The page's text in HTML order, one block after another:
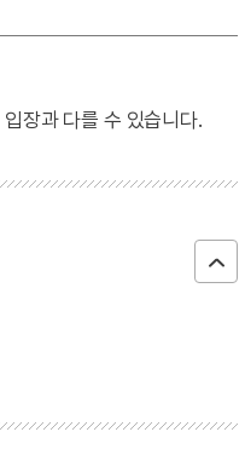
장과 다를 수 있습니다.